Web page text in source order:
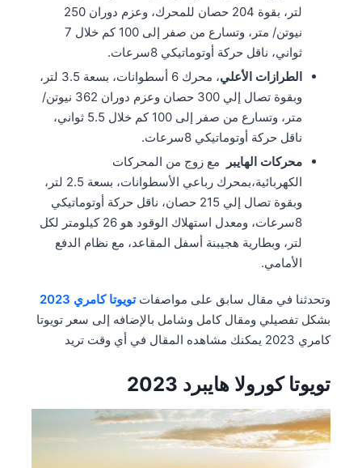
لتر، بقوة 204 حصان للمحرك، وعزم دوران 250
نيوتن/ متر، وتسارع من صفر إلى 100 كم خلال 7
ثواني، ناقل حركة أوتوماتيكي 8سرعات.
الطرازات الأعلي
، محرك 6 أسطوانات، بسعة 3.5 لتر،
وبقوة تصال إلي 300 حصان وعزم دوران 362 نيوتن/
متر، وتسارع من صفر إلى 100 كم خلال 5.5 ثواني،
ناقل حركة أوتوماتيكي 8سرعات.
محركات الهايبر
مع زوج من المحركات
الكهربائية،بمحرك رباعي الأسطوانات، بسعة 2.5 لتر،
وبقوة تصال إلي 215 حصان، ناقل حركة أوتوماتيكي
8سرعات، ومعدل استهلاك الوقود هو 26 كيلومتر لكل
لتر، وبطارية هجيبنة أسفل المقاعد، مع نظام الدفع
الأمامي.
وتحدثنا في مقال سابق على مواصفاتتويوتا كامري 2023
بشكل تفصيلي ومقال كامل وشامل بالإضافه إلى سعر تويوتا
كامري 2023 يمكنك مشاهده المقال في أي وقت تريد
تويوتا كورولا هايبرد 2023